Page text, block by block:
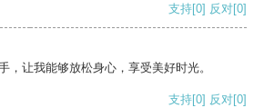
支持[0] 反对[0]
，让我能够放松身心，享受美好时光。
支持[0] 反对[0]